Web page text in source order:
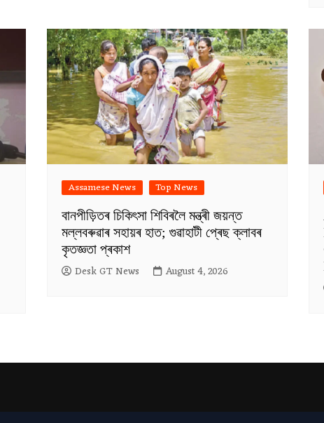
Assamese News Top News
বানপীড়িতৰ চিকিৎসা শিবিৰলৈ মন্ত্ৰী জয়ন্ত
মল্লবৰুৱাৰ সহায়ৰ হাত; গুৱাহাটী প্ৰেছ ক্লাবৰ
কৃতজ্ঞতা প্ৰকাশ
Desk GT News August 4, 2026